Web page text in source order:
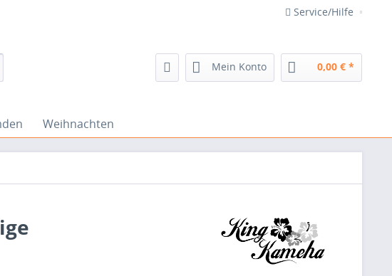
Service/Hilfe
Mein Konto 0,00 € *
Weihnachten